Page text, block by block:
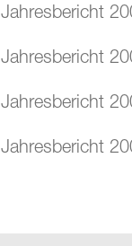
Jahresbericht
Jahresbericht
Jahresbericht
Jahresbericht